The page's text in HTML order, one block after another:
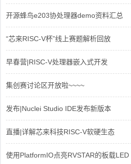
开源蜂鸟e203协处理器demo资料汇总
“芯来RISC-V杯”线上赛题解析回放
早春营|RISC-V处理器嵌入式开发
集创赛讨论区开放啦~~~~
发布|Nuclei Studio IDE发布新版本
直播|详解芯来科技RISC-V软硬生态
使用PlatformIO点亮RVSTAR的板载LED